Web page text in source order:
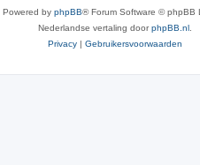
Powered by phpBB® Forum Software © phpBB
Nederlandse vertaling doorphpBB.nl
Privacy | Gebruikersvoorwaarden